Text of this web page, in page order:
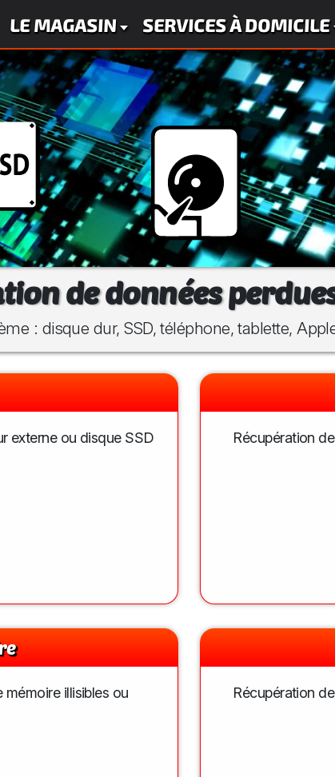
LE MAGASIN SERVICES À DOMICILE
de données
: disque dur, SSD, téléphone, tablette,
externe ou disque SSD
Récupération
illisibles ou
Récupération